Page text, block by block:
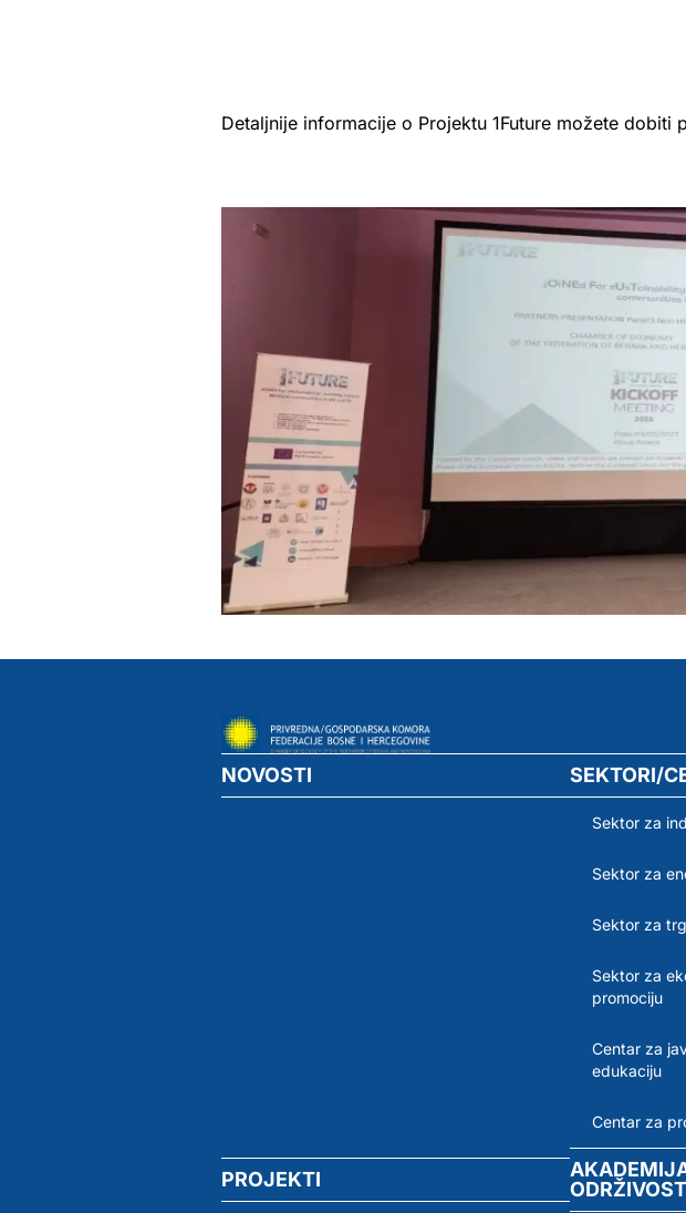
Detaljnije informacije o Projektu 1Future možete dobiti
NOVOSTI SEKTORI/
Sektor za
Sektor za
Sektor za
Sektor za
promociju
Centar za
edukaciju
Centar za
PROJEKTI